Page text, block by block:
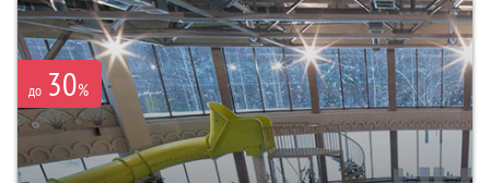
до 30%